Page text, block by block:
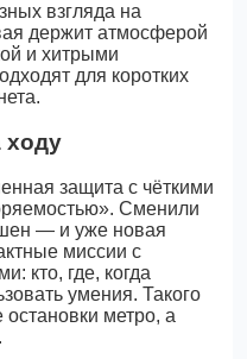
взгляда на
держит атмосферой
и хитрыми
для коротких
ходу
защита с чёткими
Сменили
— и уже новая
миссии с
кто, где, когда
умения. Такого
метро, а